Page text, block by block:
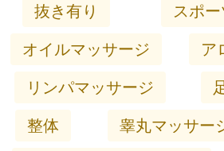
抜き有り
スポ
オイルマッサージ
ア
リンパマッサージ
整体
睾丸マッサー